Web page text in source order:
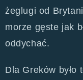
żeglugi od
morze gęste jak
oddychać.
Dla Greków było